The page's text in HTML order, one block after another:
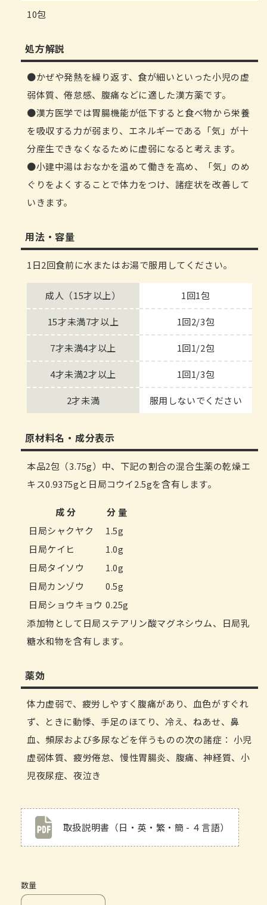
10包
処方解説
かぜや発熱を繰り返す、食が細いといった小児の虚
弱体質、倦怠感、腹痛などに適した漢方薬です。
漢方医学では胃腸機能が低下すると食べ物から栄養
を吸収する力が弱まり、エネルギーである「気」が十
分産生できなくなるために虚弱になると考えます。
小建中湯はおなかを温めて働きを高め、「気」のめ
ぐりをよくすることで体力をつけ、諸症状を改善して
いきます。
用法・容量
1日2回食前に水またはお湯で服用してください。
成人（15才以上） 1回1包
15才未満7才以上 1回2/3包
7才未満4才以上 1回1/2包
4才未満2才以上 1回1/3包
2才未満 服用しないでください
原材料名・成分表示
本品2包（3.75g）中、下記の割合の混合生薬の乾燥エ
キス0.9375gと日局コウイ2.5gを含有します。
成 分
分 量
日局シャクヤク
1.5g
日局ケイヒ
1.0g
日局タイソウ
1.0g
日局カンゾウ
0.5g
日局ショウキョウ 0.25g
添加物として日局ステアリン酸マグネシウム、日局乳
糖水和物を含有します。
薬効
体力虚弱で、疲労しやすく腹痛があり、血色がすぐれ
ず、ときに動悸、手足のほてり、冷え、ねあせ、鼻
血、頻尿および多尿などを伴うものの次の諸症： 小児
虚弱体質、疲労倦怠、慢性胃腸炎、腹痛、神経質、小
児夜尿症、夜泣き
取扱説明書（日・英・繁・簡 - ４言語）
数量